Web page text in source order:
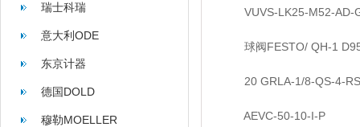
瑞士科瑞
意大利ODE
东京计器
德国DOLD
穆勒MOELLER
VUVS-LK25-M52-AD-
球阀FESTO/ QH-1
20 GRLA-1/8-QS-4-
AEVC-50-10-I-P